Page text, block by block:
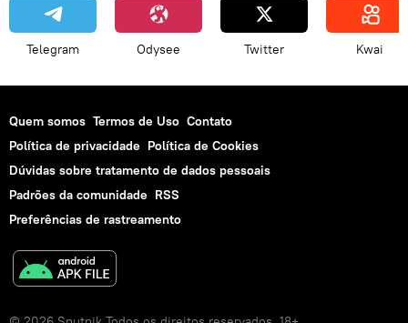
Telegram Odysee Twitter Kwai
Quem somos Termos de Uso Contato
Política de privacidade Política de Cookies
Dúvidas sobre tratamento de dados pessoais
Padrões da comunidade RSS
Preferências de rastreamento